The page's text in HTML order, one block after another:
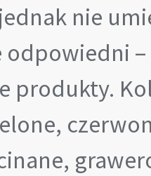
nie
odpowiedni
produkty.